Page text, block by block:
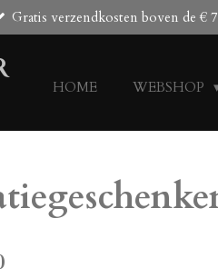
Gratis verzendkosten boven de €
HOME WEBSHOP